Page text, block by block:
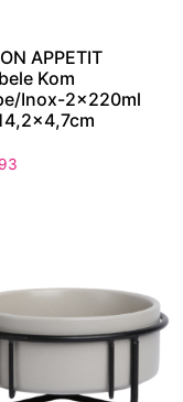
APPETIT
Kom
Inox-2x220ml